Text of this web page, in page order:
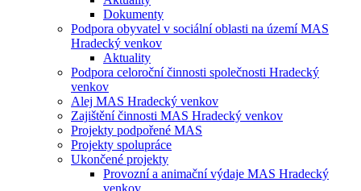
Dokumenty
Podpora obyvatel v sociální oblasti na území MAS
Hradecký venkov
Aktuality
Podpora celoroční činnosti společnosti Hradecký
venkov
Alej MAS Hradecký venkov
Zajištění činnosti MAS Hradecký venkov
Projekty podpořené MAS
Projekty spolupráce
Ukončené projekty
Provozní a animační výdaje MAS Hradecký
venkov